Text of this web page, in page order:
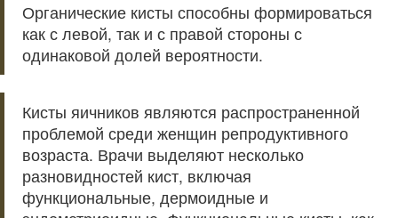
Органические кисты способны формироваться
как с левой, так и с правой стороны с
одинаковой долей вероятности.
Кисты яичников являются распространенной
проблемой среди женщин репродуктивного
возраста. Врачи выделяют несколько
разновидностей кист, включая
функциональные, дермоидные и